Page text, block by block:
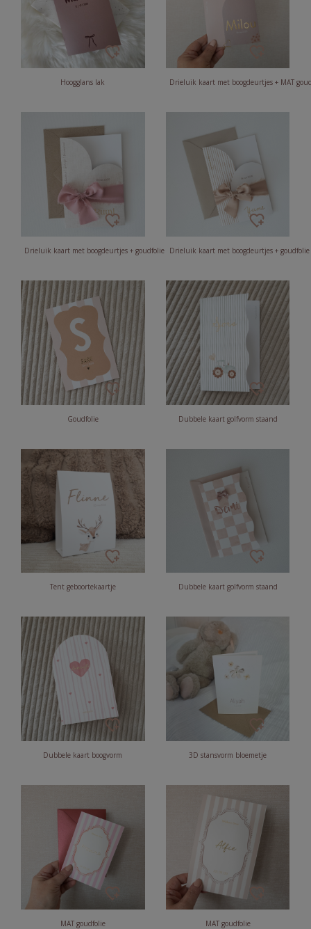
Hoogglans lak Drieluik kaart met boogdeurtjes + MAT
Drieluik kaart met boogdeurtjes + goudfolie Drieluik kaart met boogdeurtjes + goudfolie
Goudfolie Dubbele kaart golfvorm staand
Tent geboortekaartje Dubbele kaart golfvorm staand
Dubbele kaart boogvorm 3D stansvorm bloemetje
MAT goudfolie MAT goudfolie